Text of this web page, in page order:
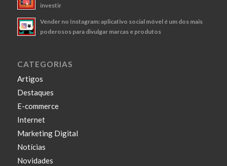
investir
Vender no Instagram: aplicativo social móvel é um dos mais
poderosos para divulgar marcas e produtos
CATEGORIAS
Artigos
Destaques
E-commerce
Internet
Marketing Digital
Notícias
Novidades